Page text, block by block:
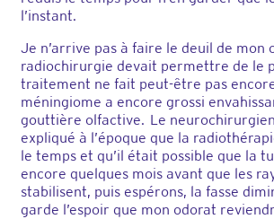
l’instant.
Je n’arrive pas à faire le deuil de mon
radiochirurgie devait permettre de le
traitement ne fait peut-être pas
méningiome a encore grossi
gouttière olfactive. Le neurochirurgien
expliqué à l’époque que la
le temps et qu’il était possible que la
encore quelques mois avant que les
stabilisent, puis espérons, la fasse
garde l’espoir que mon odorat